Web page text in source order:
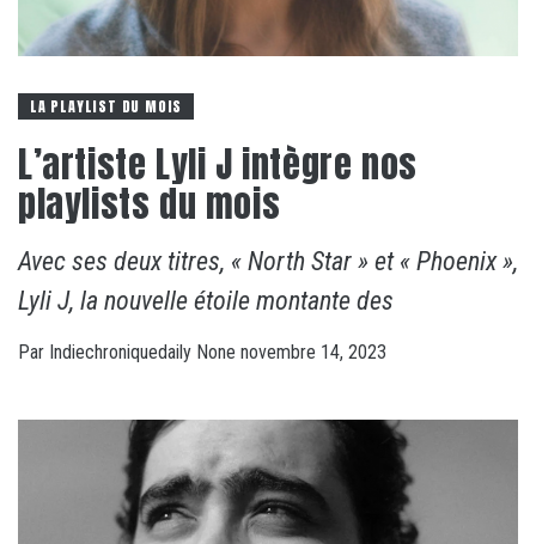
LA PLAYLIST DU MOIS
L’artiste Lyli J intègre nos
playlists du mois
Avec ses deux titres, « North Star » et « Phoenix »,
Lyli J, la nouvelle étoile montante des
Par Indiechroniquedaily None novembre 14, 2023